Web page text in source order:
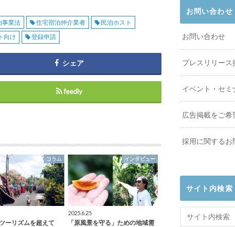
事業法 住宅宿泊仲介業者
民泊ホスト
向け 登録申請
シェア
feedly
コラム
ーリズムを超えて
インタビュー
2025.6.25
「原風景を守る」ための地域需
お問い合わせ
お問い合わせ
プレスリリース
イベント・セ
広告掲載をご希
採用に関するお
サイト内検索